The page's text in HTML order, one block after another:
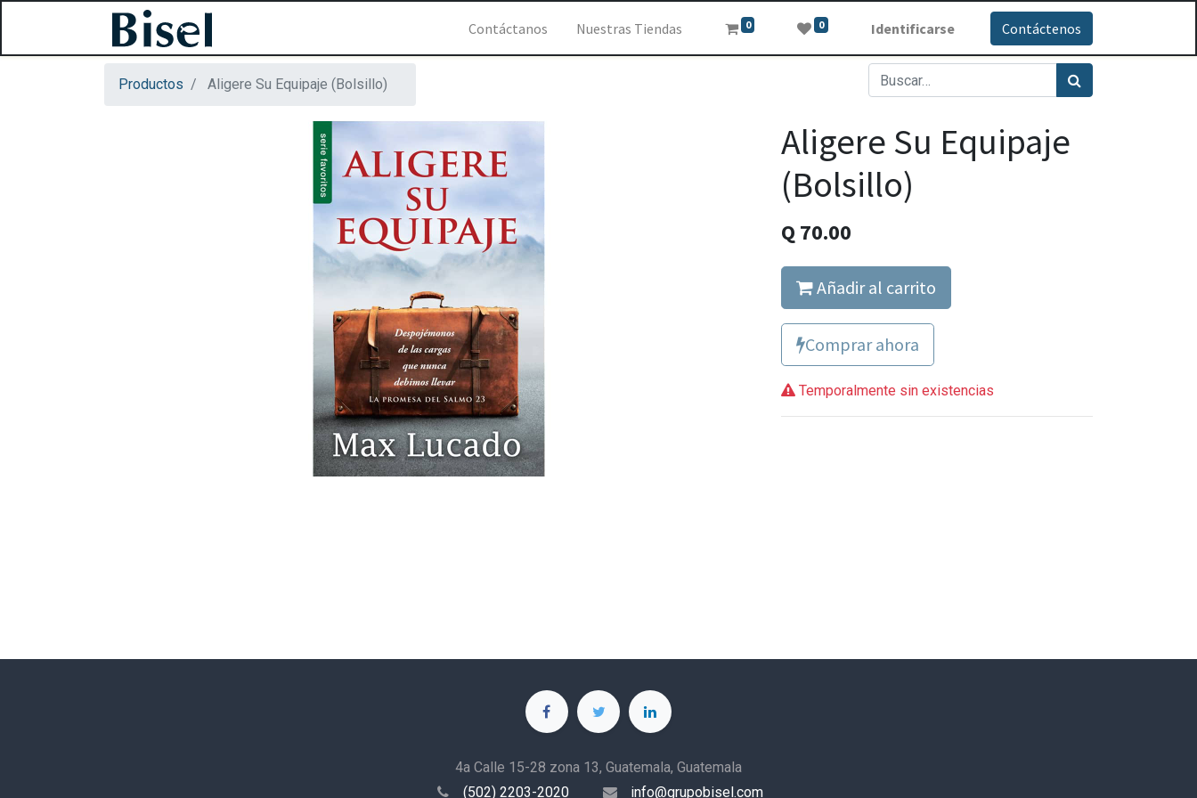
Contáctanos Nuestras Tiendas 0 0 Identificarse Contáctenos
Productos Aligere Su Equipaje (Bolsillo)
Aligere Su Equipaje
(Bolsillo)
Q 70.00
Añadir al carrito
Comprar ahora
Temporalmente sin existencias
4a Calle 15-28 zona 13, Guatemala, Guatemala
(502) 2203-2020
info@grupobisel.com